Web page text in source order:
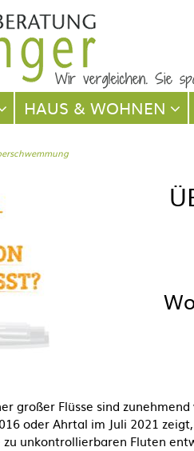
HAUS & WOHNEN
großer Flüsse sind
oderAhrtal im Juli 2021
unkontrollierbaren Fluten